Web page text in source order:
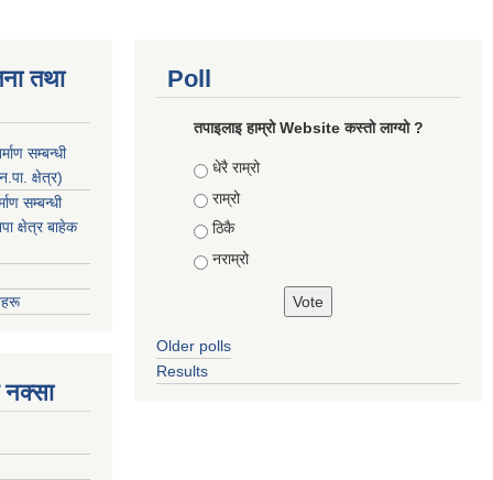
तथा
सम्बन्धी
क्षेत्र)
सम्बन्धी
क्षेत्र बाहेक
नक्सा
Poll
तपाइलाइ हाम्रो Website कस्तो लाग्यो ?
Choices
धेरै राम्रो
राम्रो
ठिकै
नराम्रो
Older polls
Results